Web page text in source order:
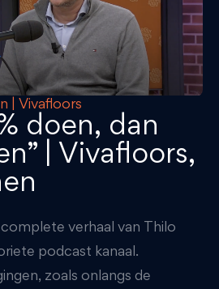
doen, dan
| Vivafloors,
| Vivafloors
verhaal van Thilo
podcast kanaal.
zoals onlangs de